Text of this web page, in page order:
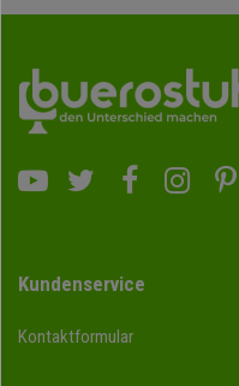
Kundenservice
Kontaktformular